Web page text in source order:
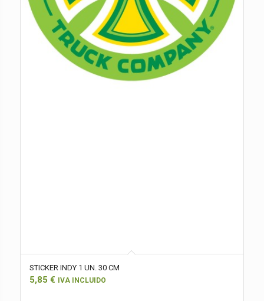
STICKER INDY 1 UN. 30 CM
5,85 € IVA INCLUIDO